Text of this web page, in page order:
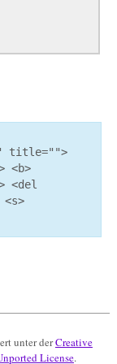
title="">
<b>
<del
unter derCreative
License.